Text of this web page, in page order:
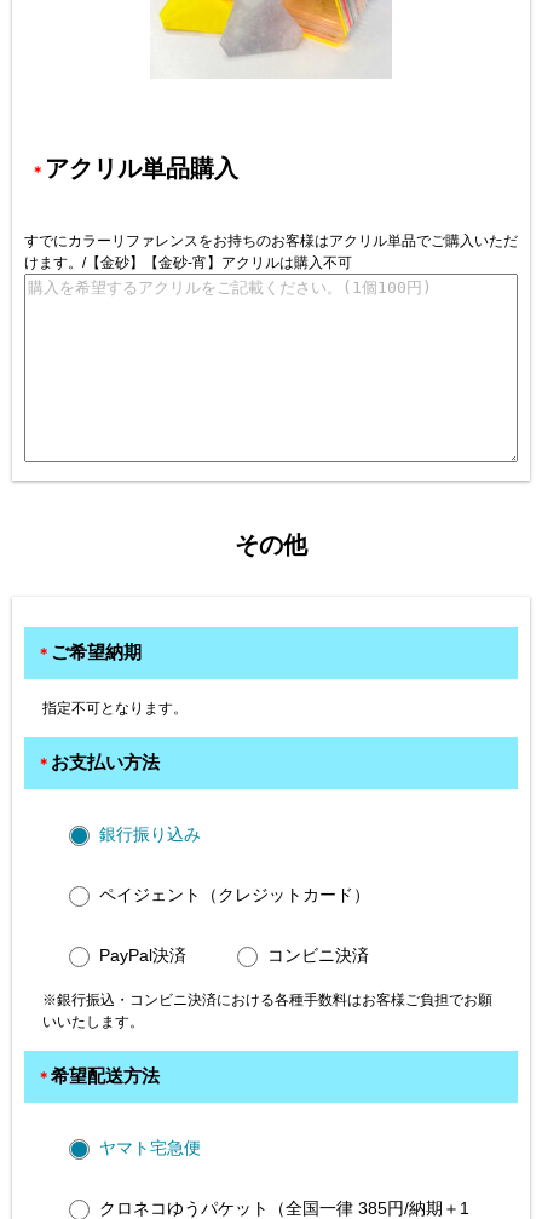
＊ アクリル単品購入
すでにカラーリファレンスをお持ちのお客様はアクリル単品でご購入いただ
けます。/【金砂】【金砂-宵】アクリルは購入不可
その他
＊ ご希望納期
指定不可となります。
＊ お支払い方法
銀行振り込み
ペイジェント（クレジットカード）
PayPal決済 コンビニ決済
※銀行振込・コンビニ決済における各種手数料はお客様ご負担でお願
いいたします。
＊ 希望配送方法
ヤマト宅急便
クロネコゆうパケット（全国一律 385円/納期＋1